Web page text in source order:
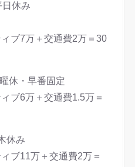
休み
ブ7万＋交通費2万＝30
休・早番固定
ブ6万＋交通費1.5万＝
休み
ブ11万＋交通費2万＝